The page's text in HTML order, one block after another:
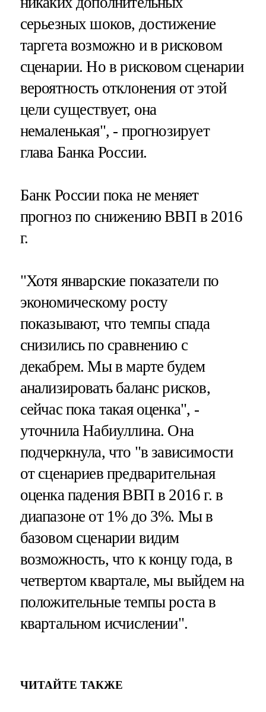
серьезных шоков, достижение
таргета возможно и в рисковом
сценарии. Но в рисковом сценарии
вероятность отклонения от этой
цели существует, она
немаленькая", - прогнозирует
глава Банка России.
Банк России пока не меняет
прогноз по снижению ВВП в 2016
г.
"Хотя январские показатели по
экономическому росту
показывают, что темпы спада
снизились по сравнению с
декабрем. Мы в марте будем
анализировать баланс рисков,
сейчас пока такая оценка", -
уточнила Набиуллина. Она
подчеркнула, что "в зависимости
от сценариев предварительная
оценка падения ВВП в 2016 г. в
диапазоне от 1% до 3%. Мы в
базовом сценарии видим
возможность, что к концу года, в
четвертом квартале, мы выйдем на
положительные темпы роста в
квартальном исчислении".
ЧИТАЙТЕ ТАКЖЕ